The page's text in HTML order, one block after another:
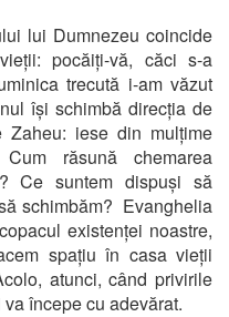
lui Dumnezeu coincide
pocăiți-vă, căci s-a
trecută i-am văzut
își schimbă direcția de
Zaheu: iese din mulțime
răsună chemarea
Ce suntem dispuși să
schimbăm? Evanghelia
existenței noastre,
spațiu în casa vieții
atunci, când privirile
începe cu adevărat.